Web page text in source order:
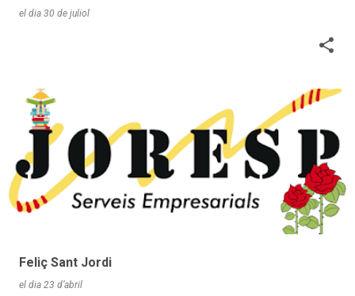
el dia 30 de juliol
Feliç Sant Jordi
el dia 23 d’abril